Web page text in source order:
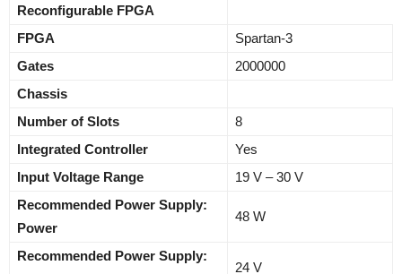
Reconfigurable FPGA
FPGA
Spartan-3
Gates
2000000
Chassis
Number of Slots
8
Integrated Controller
Yes
Input Voltage Range
19 V – 30 V
Recommended Power Supply:
Power
48 W
Recommended Power Supply:
24 V